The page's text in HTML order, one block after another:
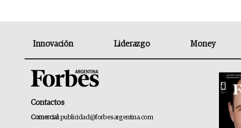
Innovación Liderazgo Money
Contactos
Comercial:publicidad@forbesargentina.com